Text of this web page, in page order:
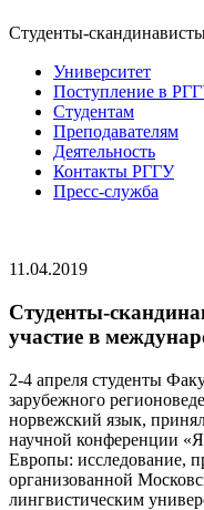
Студенты-
Университет
Поступление в
Студентам
Преподавателям
Деятельность
Контакты РГГУ
Пресс-служба
11.04.2019
Студенты-
участие в
2-4 апреля студенты
зарубежного
норвежский язык,
научной конференции
Европы: исследование,
организованной
лингвистическим